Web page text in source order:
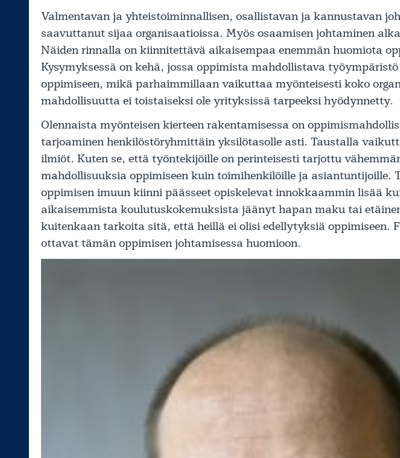
Valmentavan ja yhteistoiminnallisen, osallistavan ja kannustavan
saavuttanut sijaa organisaatioissa. Myös osaamisen johtaminen
Näiden rinnalla on kiinnitettävä aikaisempaa enemmän huomiota
Kysymyksessä on kehä, jossa oppimista mahdollistava
oppimiseen, mikä parhaimmillaan vaikuttaa myönteisesti koko
mahdollisuutta ei toistaiseksi ole yrityksissä tarpeeksi hyödynnetty.
Olennaista myönteisen kierteen rakentamisessa on
tarjoaminen henkilöstöryhmittäin yksilötasolle asti. Taustalla
ilmiöt. Kuten se, että työntekijöille on perinteisesti tarjottu
mahdollisuuksia oppimiseen kuin toimihenkilöille ja asiantuntijoille.
oppimisen imuun kiinni päässeet opiskelevat innokkaammin lisää
aikaisemmista koulutuskokemuksista jäänyt hapan maku tai
kuitenkaan tarkoita sitä, että heillä ei olisi edellytyksiä oppimiseen.
ottavat tämän oppimisen johtamisessa huomioon.